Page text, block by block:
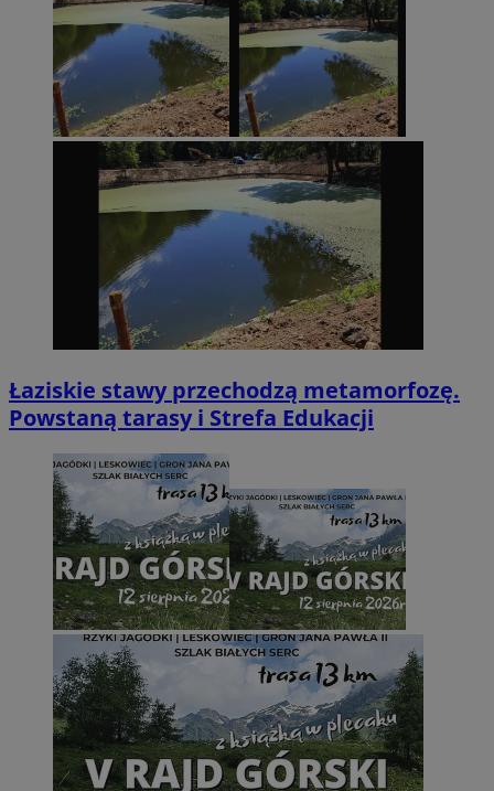
Łaziskie stawy przechodzą metamorfozę.
Powstaną tarasy i Strefa Edukacji